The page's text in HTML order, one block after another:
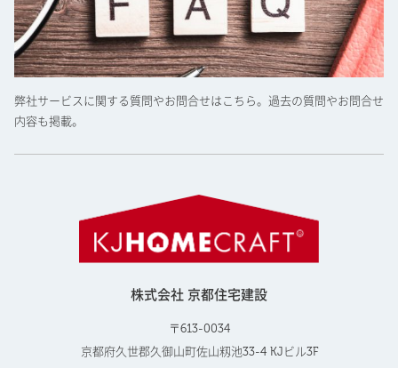
弊社サービスに関する質問やお問合せはこちら。過去の質問やお問合せ
内容も掲載。
株式会社 京都住宅建設
〒613-0034
京都府久世郡久御山町佐山籾池33-4 KJビル3F